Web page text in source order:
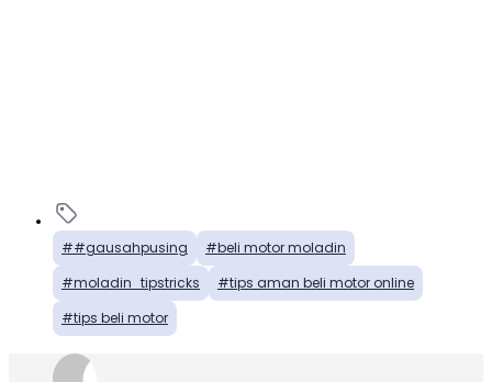
#gausahpusing
beli motor moladin
moladin_tipstricks
tips aman beli motor online
tips beli motor